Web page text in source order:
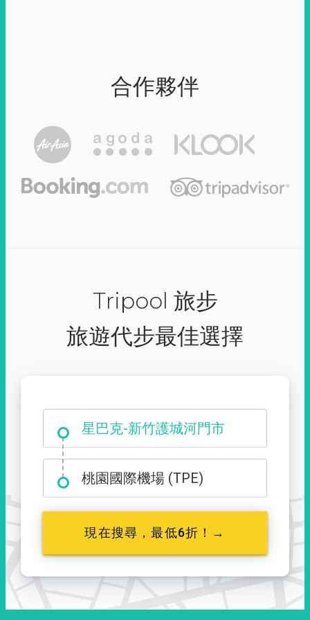
合作夥伴
Tripool 旅步
旅遊代步最佳選擇
星巴克-新竹護城河門市
大霸尖山登山口
桃園國際機場 (TPE)
現在搜尋，最低6折！→